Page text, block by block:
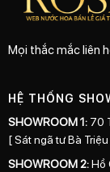
Mọi thắc mắc liên
HỆ THỐNG
SHOWROOM 1: 70
[ Sát ngã tư Bà
SHOWROOM 2:Hồ